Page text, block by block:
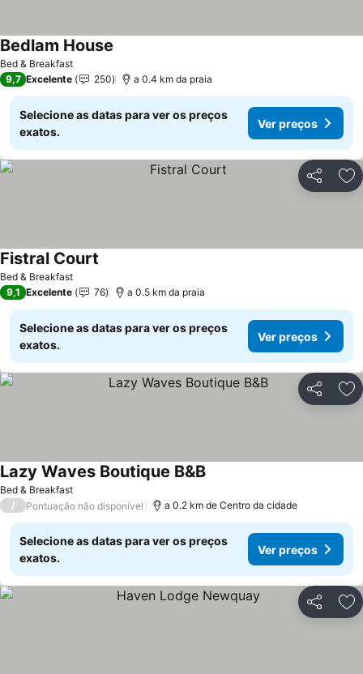
Bed & Breakfast
Bedlam House
9,7 Excelente 250 a 0.4 km da praia
Selecione as datas para ver os preços
exatos.
Ver preços
Partilhar
Bed & Breakfast
Fistral Court
9,1 Excelente 76 a 0.5 km da praia
Selecione as datas para ver os preços
exatos.
Ver preços
Partilhar
Bed & Breakfast
Lazy Waves Boutique B&B
/ Pontuação não disponível a 0.2 km de Centro da cidade
Selecione as datas para ver os preços
exatos.
Ver preços
Partilhar